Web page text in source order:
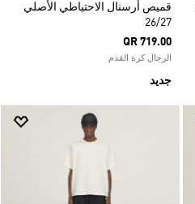
قميص أرسنال الاحتياطي الأصلي
26/27
QR 719.00
الرجال كرة القدم
جديد